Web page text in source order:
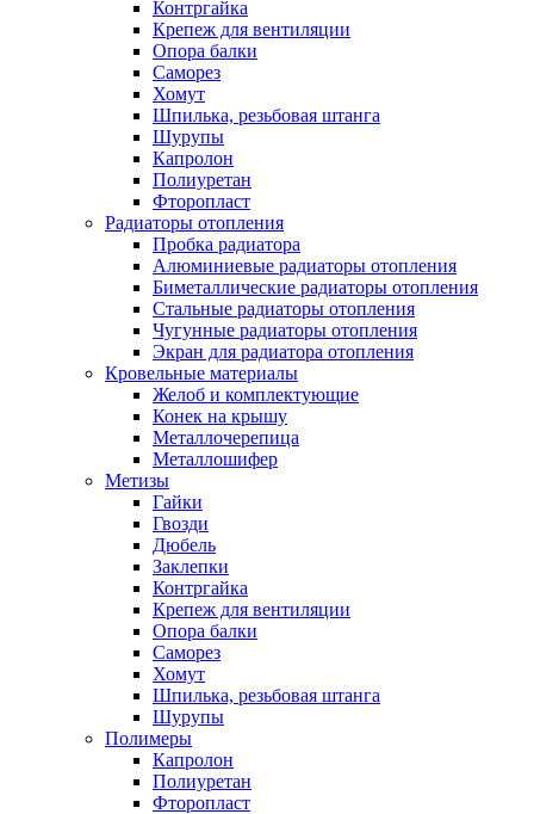
Контргайка
Крепеж для вентиляции
Опора балки
Саморез
Хомут
Шпилька, резьбовая штанга
Шурупы
Капролон
Полиуретан
Фторопласт
Радиаторы отопления
Пробка радиатора
Алюминиевые радиаторы отопления
Биметаллические радиаторы отопления
Стальные радиаторы отопления
Чугунные радиаторы отопления
Экран для радиатора отопления
Кровельные материалы
Желоб и комплектующие
Конек на крышу
Металлочерепица
Металлошифер
Метизы
Гайки
Гвозди
Дюбель
Заклепки
Контргайка
Крепеж для вентиляции
Опора балки
Саморез
Хомут
Шпилька, резьбовая штанга
Шурупы
Полимеры
Капролон
Полиуретан
Фторопласт